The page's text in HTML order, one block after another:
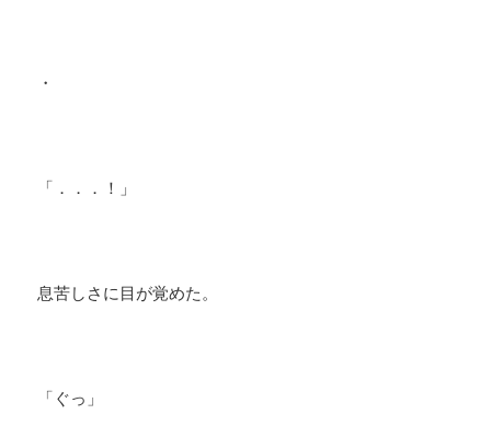
・
「．．．！」
息苦しさに目が覚めた。
「ぐっ」